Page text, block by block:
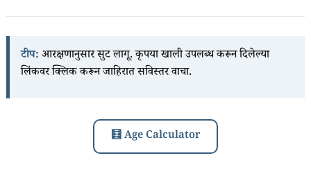
टीप: आरक्षणानुसार सुट लागू. कृपया खाली उपलब्ध करून दिलेल्या
लिंकवर क्लिक करून जाहिरात सविस्तर वाचा.
🧮 Age Calculator